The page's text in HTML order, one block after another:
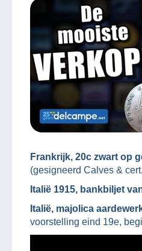
Frankrijk, 20c zwart op
(gesigneerd Calves &
Italië 1915, bankbiljet
Italië, majolica
voorstelling eind 19e,